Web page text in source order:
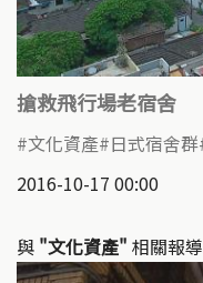
搶救飛行場老宿舍
文化資產 日式宿舍群
2016-10-17 00:00
與 "文化資產" 相關報導